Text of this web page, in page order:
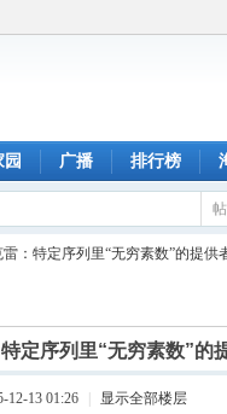
园 广播 排行榜
雷：特定序列里“无穷素数”的提供
定序列里“无穷素数”的
12-13 01:26 显示全部楼层